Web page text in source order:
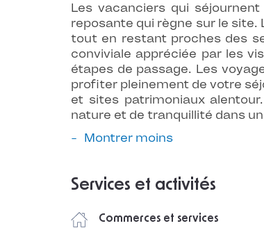
Les vacanciers qui
reposante qui règne sur le site.
tout en restant proches des
conviviale appréciée par les
étapes de passage. Les
profiter pleinement de votre
et sites patrimoniaux
nature et de tranquillité dans
Montrer moins
Services et activités
Commerces et services